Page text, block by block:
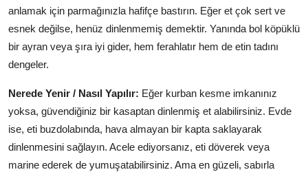
anlamak için parmağınızla hafifçe bastırın. Eğer et çok sert ve
esnek değilse, henüz dinlenmemiş demektir. Yanında bol köpüklü
bir ayran veya şıra iyi gider, hem ferahlatır hem de etin tadını
dengeler.
Nerede Yenir / Nasıl Yapılır: Eğer kurban kesme imkanınız
yoksa, güvendiğiniz bir kasaptan dinlenmiş et alabilirsiniz. Evde
ise, eti buzdolabında, hava almayan bir kapta saklayarak
dinlenmesini sağlayın. Acele ediyorsanız, eti döverek veya
marine ederek de yumuşatabilirsiniz. Ama en güzeli, sabırla